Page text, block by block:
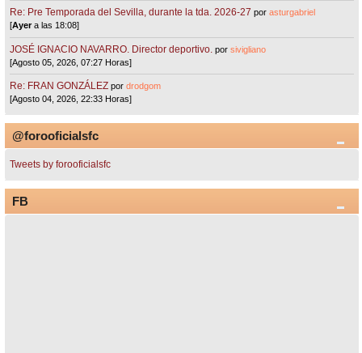
Re: Pre Temporada del Sevilla, durante la tda. 2026-27 porasturgabriel
[Ayera las 18:08]
JOSÉ IGNACIO NAVARRO. Director deportivo. porsivigliano
[Agosto 05, 2026, 07:27 Horas]
Re: FRAN GONZÁLEZ pordrodgom
[Agosto 04, 2026, 22:33 Horas]
@forooficialsfc
Tweets by forooficialsfc
FB